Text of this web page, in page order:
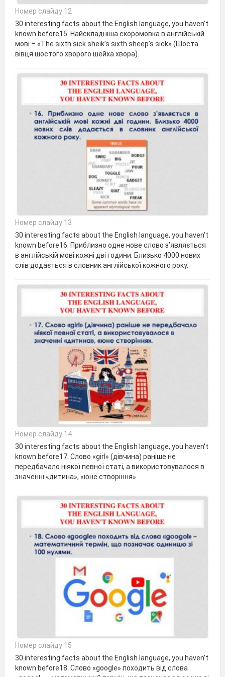
Номер слайду 12
30 interesting facts about the English language, you haven't
known before15. Найскладніша скоромовка в англійській
мові – «The sixth sick sheik’s sixth sheep’s sick» (Шоста
вівця шостого хворого шейха хвора).
Номер слайду 13
30 interesting facts about the English language, you haven't
known before16. Приблизно одне нове слово з’являється
в англійській мові кожні дві години. Близько 4000 нових
слів додається в словник англійської кожного року.
Номер слайду 14
30 interesting facts about the English language, you haven't
known before17. Слово «girl» (дівчина) раніше не
передбачало ніякої певної статі, а використовувалося в
значенні «дитина», «юне створіння».
Номер слайду 15
30 interesting facts about the English language, you haven't
known before18. Слово «google» походить від слова